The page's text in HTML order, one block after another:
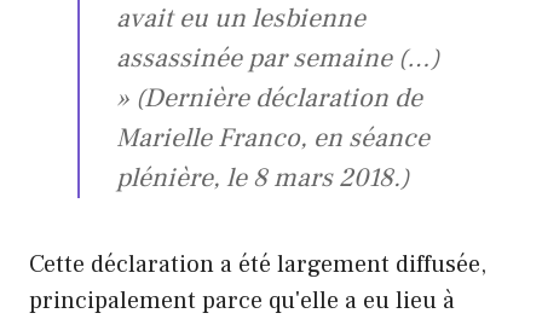
avait eu un lesbienne
assassinée par semaine (…)
» (Dernière déclaration de
Marielle Franco, en séance
plénière, le 8 mars 2018.)
Cette déclaration a été largement diffusée,
principalement parce qu'elle a eu lieu à